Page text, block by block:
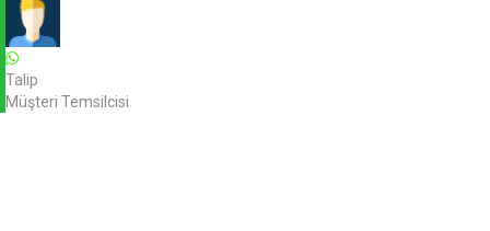
Talip
Müşteri Temsilcisi